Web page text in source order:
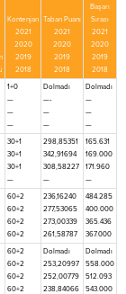
Kontenjan
2021
2020
2019
2018
Taban Puanı
2021
2020
2019
2018
Başarı
Sırası
2021
2020
2019
2018
1+0
—
—
—
Dolmadı
—-
—
—
Dolmadı
—
—
—
30+1
30+1
30+1
—
298,85351
342,91694
308,58227
—
165.631
169.000
171.960
—
60+2
60+2
60+2
60+2
236,16240
277,53065
273,00339
261,58787
484.285
400.000
365.436
367.000
60+2
60+2
60+2
60+2
Dolmadı
253,20997
252,00779
238,84066
Dolmadı
558.000
512.093
543.000